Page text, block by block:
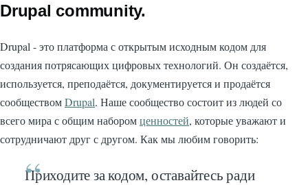
Drupal community.
Drupal - это платформа с открытым исходным кодом для
создания потрясающих цифровых технологий. Он создаётся,
используется, преподаётся, документируется и продаётся
сообществомDrupal. Наше сообщество состоит из людей со
всего мира с общим наборомценностей, которые уважают и
сотрудничают друг с другом. Как мы любим говорить:
Приходите за кодом, оставайтесь ради